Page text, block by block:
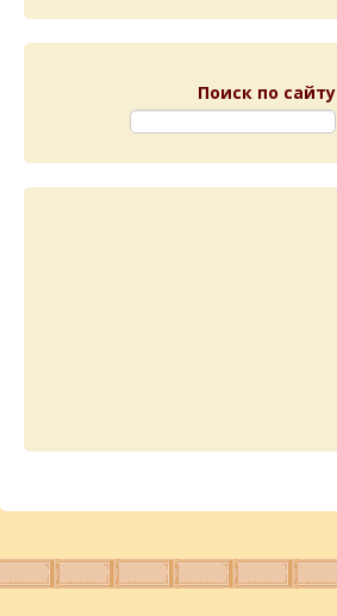
Поиск по сайту